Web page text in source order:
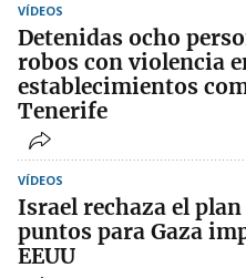
VÍDEOS
Detenidas ocho
robos con violencia
establecimientos
Tenerife
VÍDEOS
Israel rechaza el plan
puntos para Gaza
EEUU